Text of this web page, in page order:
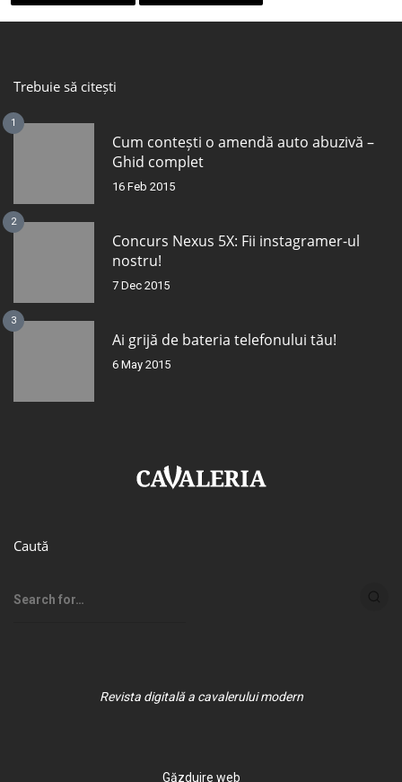
Trebuie să citești
1
Cum contești o amendă auto abuzivă –
Ghid complet
16 Feb 2015
2
Concurs Nexus 5X: Fii instagramer-ul
nostru!
7 Dec 2015
3
Ai grijă de bateria telefonului tău!
6 May 2015
Caută
Revista digitală a cavalerului modern
Găzduire web